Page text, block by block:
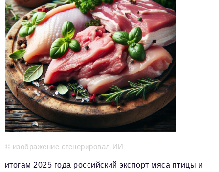
Телефон редакции:+7 495 727-01-67
Электронные почты редакции:
Информационный отдел
info@business-magazine.online
Отдел рекламы
reklama@business-magazine.online
Отдел распространения/редакционная подписка
podpiska@business-magazine.online
Отдел по работе с партнерами
partner@business-magazine.online
© изображение сгенерировал ИИ
итогам 2025 года российский экспорт мяса птицы и